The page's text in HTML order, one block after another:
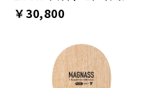
￥30,800